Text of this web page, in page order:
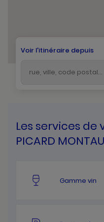
Voir l'itinéraire depuis
Les services
PICARD
Gamme vin